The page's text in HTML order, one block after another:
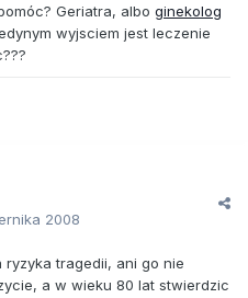
Geriatra, albo ginekolog
wyjsciem jest leczenie
2008
ryzyka tragedii, ani go nie
a w wieku 80 lat stwierdzic